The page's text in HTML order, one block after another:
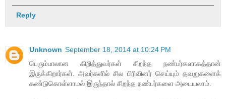
Reply
Unknown September 18, 2014 at 10:24 PM
பெரும்பாலான கிறித்துவர்கள் சிறந்த நண்பர்களாகத்தான்
இருக்கிறார்கள். அவர்களில் சில பிரிவினர் செய்யும் தவறுகளைக்
கண்டுகொள்ளாமல் இருந்தால் சிறந்த நண்பர்களை அடையலாம்.